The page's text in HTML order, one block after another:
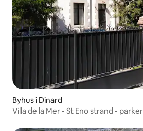
Byhus i Dinard
Villa de la Mer - St Eno strand -